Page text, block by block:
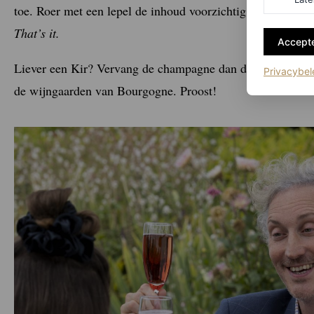
toe. Roer met een lepel de inhoud voorzichtig door
That’s it.
Liever een Kir? Vervang de champagne dan door
de wijngaarden van Bourgogne. Proost!